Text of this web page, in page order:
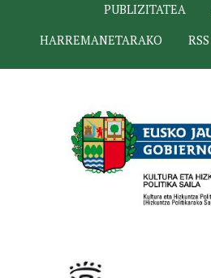
PUBLIZITATEA
HARREMANETARAKO
RSS